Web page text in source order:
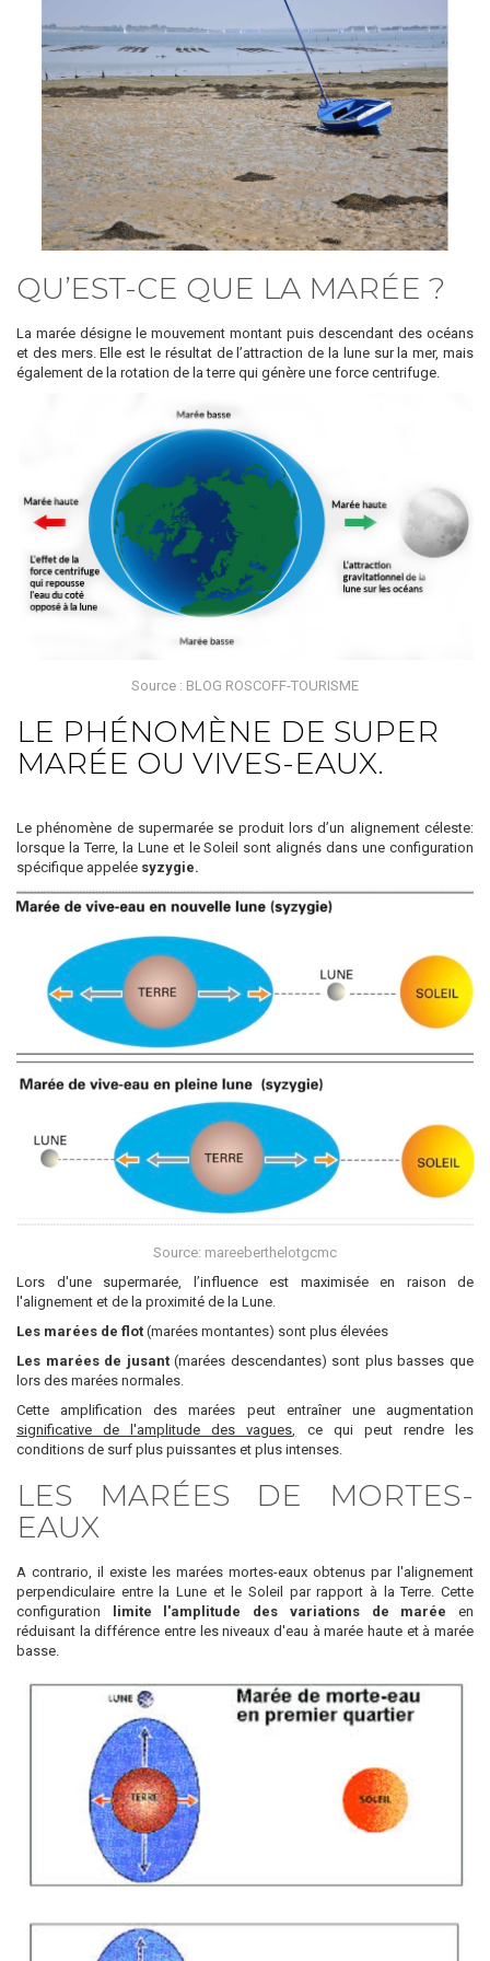
QU’EST-CE QUE LA MARÉE ?
La marée désigne le mouvement montant puis descendant des océans
et des mers. Elle est le résultat de l’attraction de la lune sur la mer, mais
également de la rotation de la terre qui génère une force centrifuge.
Source : BLOG ROSCOFF-TOURISME
LE PHÉNOMÈNE DE SUPER
MARÉE OU VIVES-EAUX.
Le phénomène de supermarée se produit lors d’un alignement céleste:
lorsque la Terre, la Lune et le Soleil sont alignés dans une configuration
spécifique appelée syzygie.
Source: mareeberthelotgcmc
Lors d'une supermarée, l’influence est maximisée en raison de
l'alignement et de la proximité de la Lune.
Les marées de flot (marées montantes) sont plus élevées
Les marées de jusant(marées descendantes) sont plus basses que
lors des marées normales.
Cette amplification des marées peut entraîner une augmentation
significative de l'amplitude des vagues, ce qui peut rendre les
conditions de surf plus puissantes et plus intenses.
LES MARÉES DE MORTES-
EAUX
A contrario, il existe les marées mortes-eaux obtenus par l'alignement
perpendiculaire entre la Lune et le Soleil par rapport à la Terre. Cette
configuration
limite l'amplitude des variations de marée en
réduisant la différence entre les niveaux d'eau à marée haute et à marée
basse.